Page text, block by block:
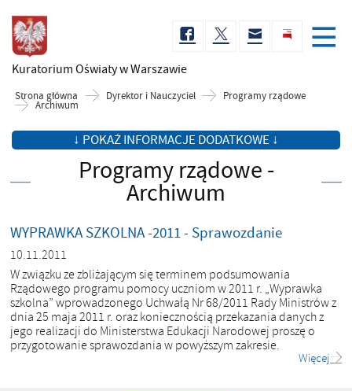
Kuratorium Oświatyw Warszawie
Strona główna Dyrektor i Nauczyciel Programy rządowe
Archiwum
↓ POKAŻ INFORMACJE DODATKOWE ↓
Programy rządowe -
Archiwum
WYPRAWKA SZKOLNA -2011 - Sprawozdanie
10.11.2011
W związku ze zbliżającym się terminem podsumowania
Rządowego programu pomocy uczniom w 2011 r. „Wyprawka
szkolna” wprowadzonego Uchwałą Nr 68/2011 Rady Ministrów z
dnia 25 maja 2011 r. oraz koniecznością przekazania danych z
jego realizacji do Ministerstwa Edukacji Narodowej proszę o
przygotowanie sprawozdania w powyższym zakresie.
Więcej